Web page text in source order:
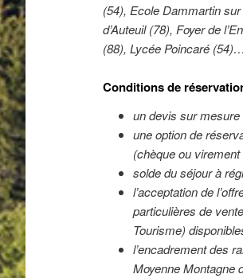
(54), Ecole Dammartin
d’Auteuil (78), Foyer de
(88), Lycée Poincaré (54)…
Conditions de
un devis sur mesure
une option de
(chèque ou
solde du séjour à
l’acceptation de
particulières de
Tourisme)
l’encadrement des
Moyenne Montagne